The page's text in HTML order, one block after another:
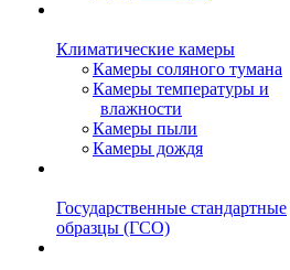
Климатические камеры
Камеры соляного тумана
Камеры температуры и
влажности
Камеры пыли
Камеры дождя
Государственные стандартные
образцы (ГСО)